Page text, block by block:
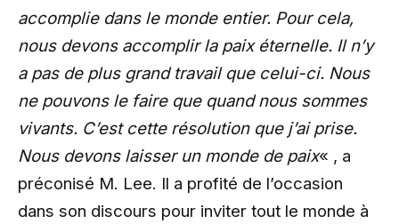
accomplie dans le monde entier. Pour cela,
nous devons accomplir la paix éternelle. Il n’y
a pas de plus grand travail que celui-ci. Nous
ne pouvons le faire que quand nous sommes
vivants. C’est cette résolution que j’ai prise.
Nous devons laisser un monde de paix« , a
préconisé M. Lee. Il a profité de l’occasion
dans son discours pour inviter tout le monde à